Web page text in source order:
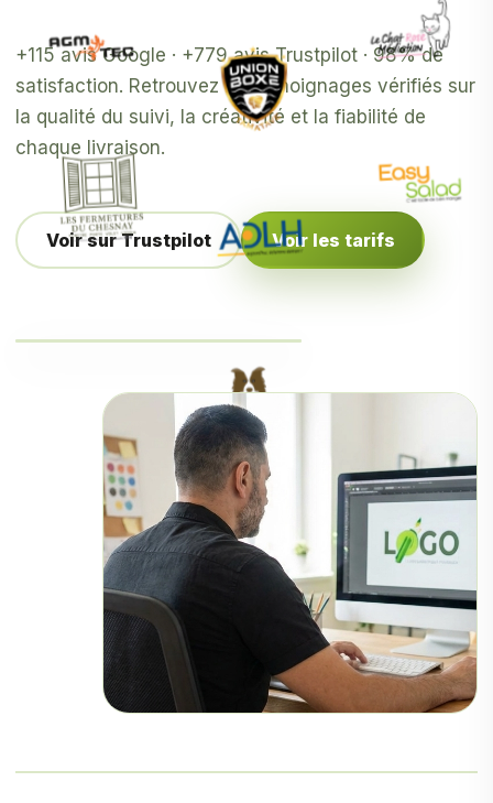
+115 avis Google · +779 avis Trustpilot · 98% de
satisfaction. Retrouvez les témoignages vérifiés sur
la qualité du suivi, la créativité et la fiabilité de
chaque livraison.
Voir sur Trustpilot Voir les tarifs